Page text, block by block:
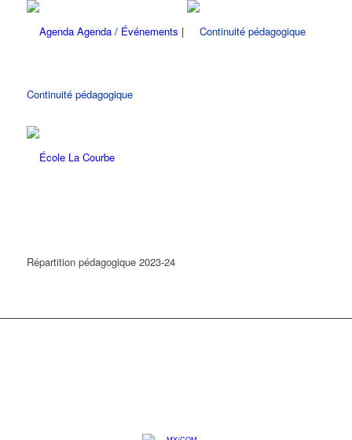
Agenda / Événements |
Continuité pédagogique
Répartition pédagogique 2023-24